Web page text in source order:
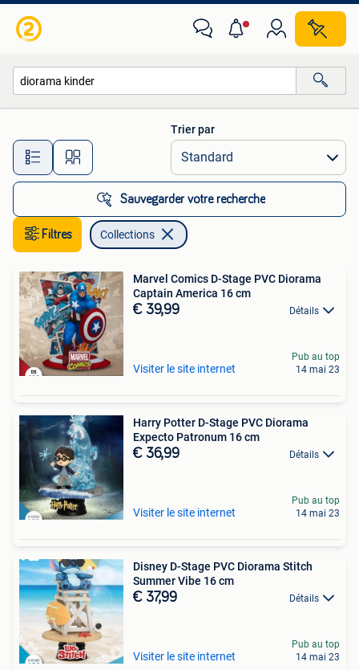
Toutes les distances…
Trier par
Sauvegarder votre recherche
Filtres Collections
Marvel Comics D-Stage PVC Diorama
Captain America 16 cm
€ 39,99 Détails
Visiter le site internet
Pub au top
14 mai 23
Harry Potter D-Stage PVC Diorama
Expecto Patronum 16 cm
€ 36,99 Détails
Visiter le site internet
Pub au top
14 mai 23
Disney D-Stage PVC Diorama Stitch
Summer Vibe 16 cm
€ 37,99 Détails
Visiter le site internet
Pub au top
14 mai 23